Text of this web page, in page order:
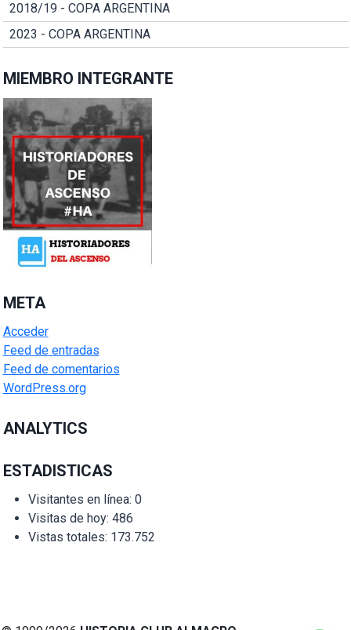
2018/19 - COPA ARGENTINA
2023 - COPA ARGENTINA
MIEMBRO INTEGRANTE
META
Acceder
Feed de entradas
Feed de comentarios
WordPress.org
ANALYTICS
ESTADISTICAS
Visitantes en línea: 0
Visitas de hoy: 486
Vistas totales: 173.752